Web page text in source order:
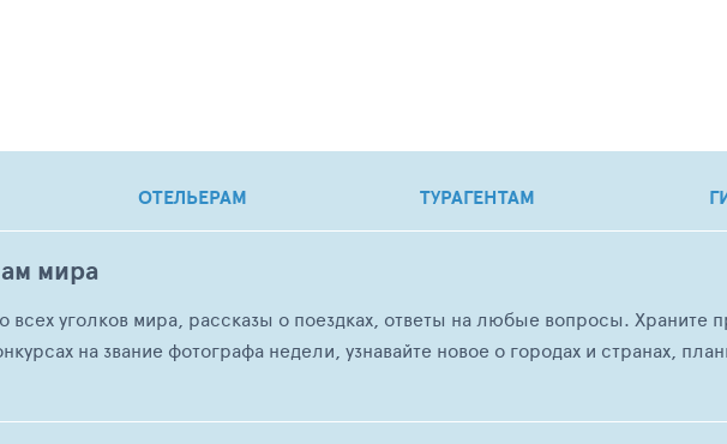
ОТЕЛЬЕРАМ ТУРАГЕНТАМ
мира
всех уголков мира, рассказы о поездках, ответы на любые вопросы. Храните
на звание фотографа недели, узнавайте новое о городах и странах,